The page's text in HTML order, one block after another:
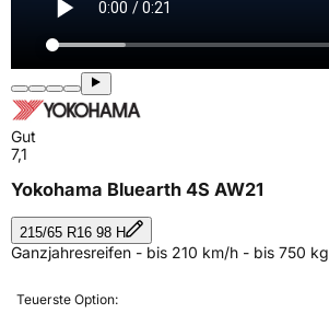
Gut
7,1
Yokohama Bluearth 4S AW21
215/65 R16 98 H
Ganzjahresreifen - bis 210 km/h - bis 750 kg
Teuerste Option: